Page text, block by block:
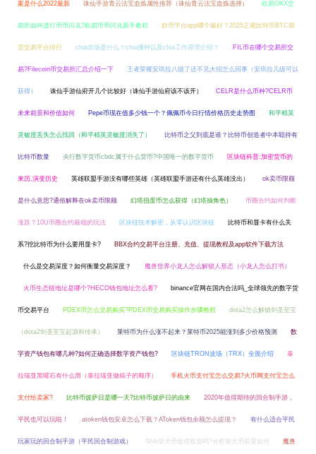
案是什么2022最新 诛仙手游青云法宝血炼属性推荐（诛仙青云法宝血炼选择） 欧易OKX交
易所如何进行币币闪兑?欧易币币闪兑新手教程 炒币平台app哪个最好？2025正规比特币BTC期
货交易平台排行 chia农场是什么？chia播种以及chia工作原理介绍？ FIL币在哪个交易所交
易?Filecoin币交易所汇总介绍一下 王者荣耀安琪拉八级了还不见大招怎么回事（安琪拉几级可以
获得） 诛仙手游仙府开几个比较好（诛仙手游仙府该不该开） CELR是什么币种?CELR币
未来前景和价值如何 Pepe币现在值多少钱一个？佩佩币今日行情价格历史走势图 和平精英
灵敏度丢失怎么找回（和平精英灵敏度消失了） 比特币之父到底是谁？比特币创造者中本聪持有
比特币数量 央行数字货币cbdc属于什么货币?中国唯一的数字货币 区块链科普:加密货币的
来历,演变历史 英雄联盟手游没有哪些英雄（英雄联盟手游还有什么英雄没出） ok卖币限额
是什么意思?通俗解释在ok卖币限额 幻塔扭蛋币怎么获得（幻塔抽角色） 币圈合约如何判断
涨跌？10U币圈合约最稳的玩法 区块链技术解密，从零认识区块链 比特币和显卡有什么关
系?挖比特币为什么要用显卡? BBX合约交易平台注册、充值、提现教程及app软件下载方法
什么是交易深度？如何衡量交易深度？ 魔兽世界小龙人怎么解锁人形态（小龙人怎么打书）
火币生态链地址是哪个?HECO钱包地址怎么看? binance官网在国内合法吗_全球领先的数字货
币交易平台 PDEX币怎么交易购买?PDEX币交易购买操作步骤教程 dota2怎么解锁剑圣至宝
（dota2剑圣至宝起源和传承） 莱特币为什么涨不起来？莱特币2025能涨到多少价格预测 数
字资产钱包有哪几种?如何正确选择数字资产钱包? 区块链TRON波场（TRX）全面介绍 泰
拉瑞亚黑曜石有什么用（泰拉瑞亚做稿子的顺序） 手机火币支付宝怎么交易?火币网支付宝怎么
支付给卖家? 比特币披萨日是哪一天?比特币披萨日的由来 2020年值得期待的回合制手游，
平民也可以玩啦！ atoken钱包安卓怎么下载？AToken钱包余额怎么提现？ 有什么适合平民
玩家玩的回合制手游（平民回合制游戏） Shib柴犬币值得投资吗?分析柴犬币前景如何 魔兽